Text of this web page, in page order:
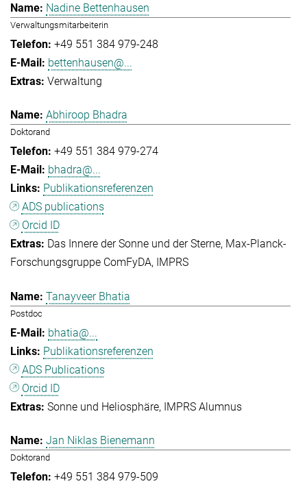
Nadine Bettenhausen
Verwaltungsmitarbeiterin
+49 551 384 979-248
bettenhausen@...
Verwaltung
Abhiroop Bhadra
Doktorand
+49 551 384 979-274
bhadra@...
Publikationsreferenzen
ADS publications
Orcid ID
Das Innere der Sonne und der Sterne Max-Planck-
Forschungsgruppe ComFyDA
IMPRS
Tanayveer Bhatia
Postdoc
bhatia@...
Publikationsreferenzen
ADS Publications
Orcid ID
Sonne und Heliosphäre IMPRS Alumnus
Jan Niklas Bienemann
Doktorand
+49 551 384 979-509